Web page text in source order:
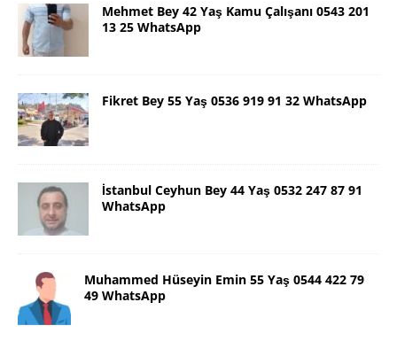
Mehmet Bey 42 Yaş Kamu Çalışanı 0543 201
13 25 WhatsApp
Fikret Bey 55 Yaş 0536 919 91 32 WhatsApp
İstanbul Ceyhun Bey 44 Yaş 0532 247 87 91
WhatsApp
Muhammed Hüseyin Emin 55 Yaş 0544 422 79
49 WhatsApp